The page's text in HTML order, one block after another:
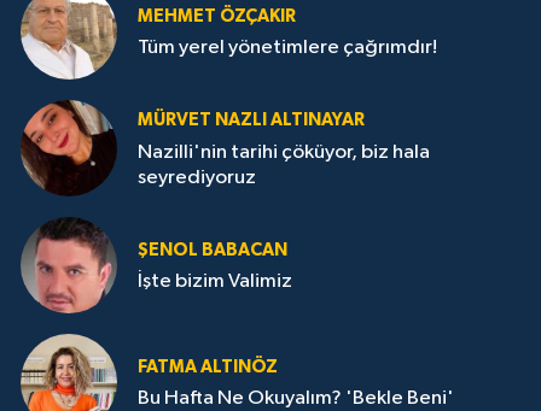
MEHMET ÖZÇAKIR
Tüm yerel yönetimlere çağrımdır!
MÜRVET NAZLI ALTINAYAR
Nazilli'nin tarihi çöküyor, biz hala
seyrediyoruz
ŞENOL BABACAN
İşte bizim Valimiz
FATMA ALTINÖZ
Bu Hafta Ne Okuyalım? 'Bekle Beni'